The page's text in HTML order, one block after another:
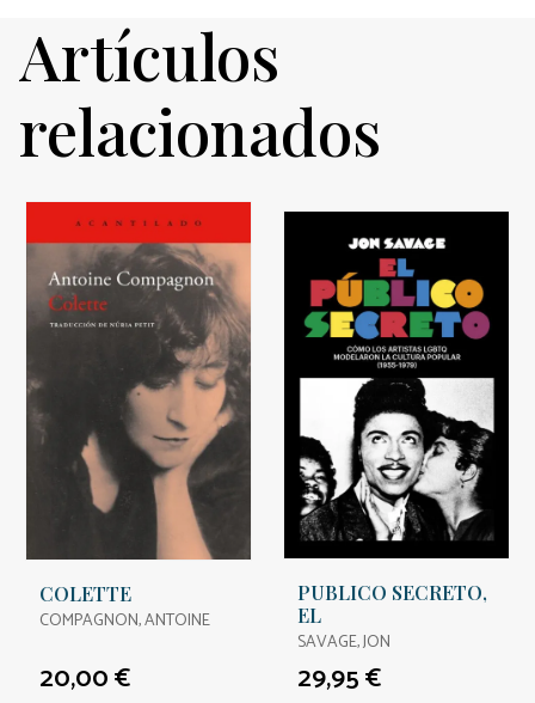
Artículos
relacionados
COLETTE
COMPAGNON, ANTOINE
20,00 €
PUBLICO SECRETO,
EL
SAVAGE, JON
29,95 €